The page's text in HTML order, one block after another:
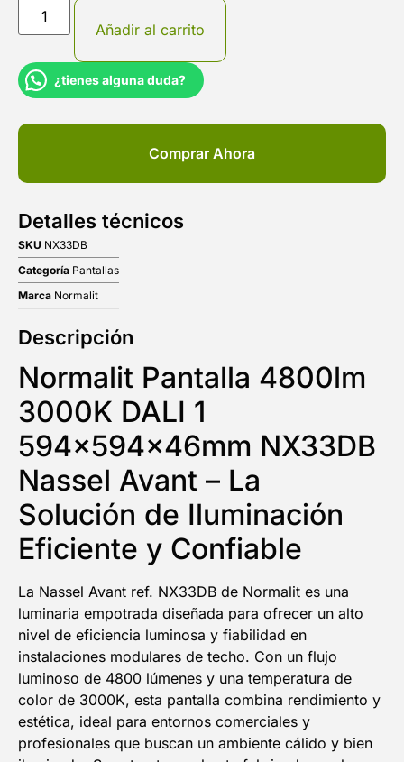
Añadir al carrito
¿tienes alguna duda?
Comprar Ahora
Detalles técnicos
SKU NX33DB
Categoría Pantallas
Marca Normalit
Descripción
Normalit Pantalla 4800lm
3000K DALI 1
594x594x46mm NX33DB
Nassel Avant – La
Solución de Iluminación
Eficiente y Confiable
La Nassel Avant ref. NX33DB de Normalit es una
luminaria empotrada diseñada para ofrecer un alto
nivel de eficiencia luminosa y fiabilidad en
instalaciones modulares de techo. Con un flujo
luminoso de 4800 lúmenes y una temperatura de
color de 3000K, esta pantalla combina rendimiento y
estética, ideal para entornos comerciales y
profesionales que buscan un ambiente cálido y bien